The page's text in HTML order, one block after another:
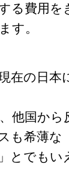
る費用
す。
在の日本
他国か
も希薄な
とでもい